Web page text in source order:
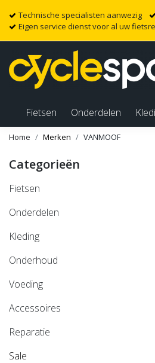
Technische specialisten aanwezig
Eigen service dienst voor al uw
Fietsen Onderdelen
Home Merken VANMOOF
Categorieën
Fietsen
Onderdelen
Kleding
Onderhoud
Voeding
Accessoires
Reparatie
Sale